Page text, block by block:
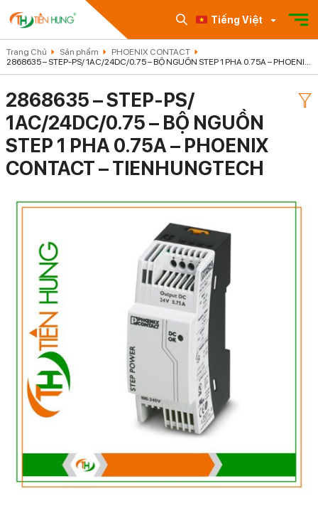
Tiếng Việt
Trang Chủ Sản phẩm
PHOENIX CONTACT
2868635 – STEP-PS/ 1AC/24DC/0.75 – BỘ NGUỒN STEP 1 PHA 0.75A – PHOENIX
CONTACT – TIENHUNGTECH
2868635 – STEP-PS/
1AC/24DC/0.75 – BỘ NGUỒN
STEP 1 PHA 0.75A – PHOENIX
CONTACT – TIENHUNGTECH